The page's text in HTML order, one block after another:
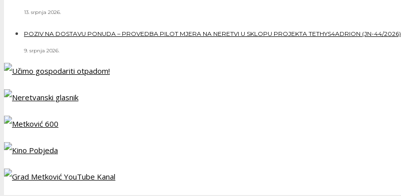
13. srpnja 2026.
POZIV NA DOSTAVU PONUDA – PROVEDBA PILOT MJERA NA NERETVI U SKLOPU PROJEKTA TETHYS4ADRION (JN-44/2026)
9. srpnja 2026.